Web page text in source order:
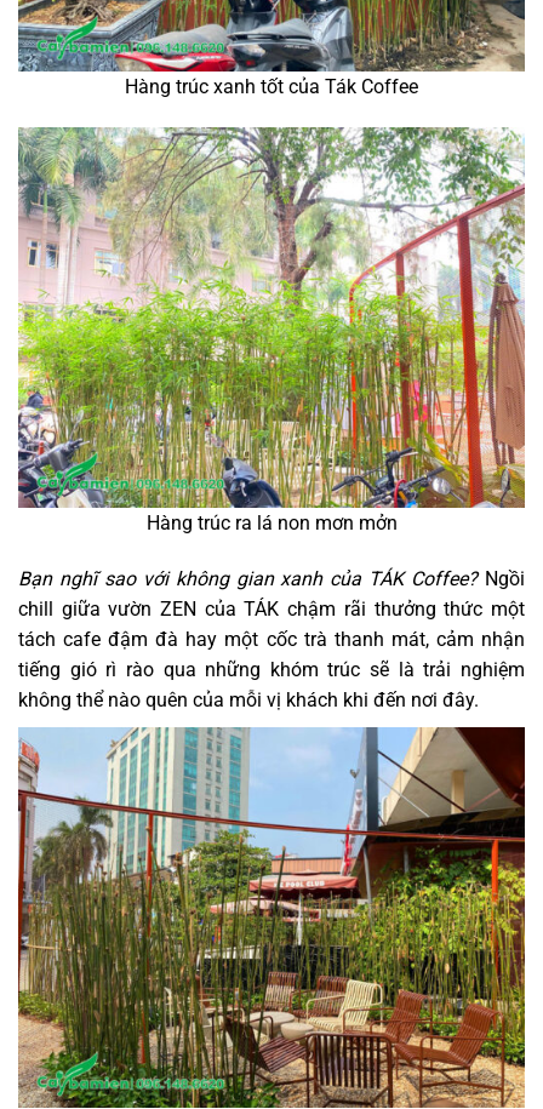
Hàng trúc xanh tốt của Ták Coffee
Hàng trúc ra lá non mơn mởn
Bạn nghĩ sao với không gian xanh của TÁK Coffee?Ngồi
chill giữa vườn ZEN của TÁK chậm rãi thưởng thức một
tách cafe đậm đà hay một cốc trà thanh mát, cảm nhận
tiếng gió rì rào qua những khóm trúc sẽ là trải nghiệm
không thể nào quên của mỗi vị khách khi đến nơi đây.